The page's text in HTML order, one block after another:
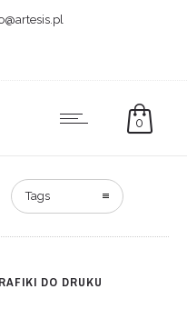
0
Tags
DO DRUKU